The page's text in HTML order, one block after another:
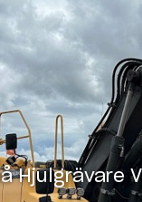
Hjulgrävare